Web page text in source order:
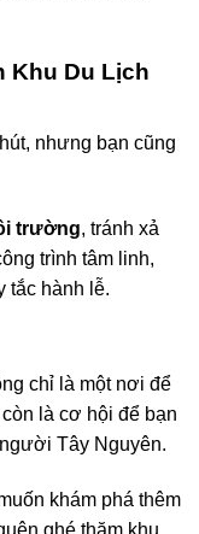
Khu Du Lịch
nhưng bạn cũng
trường, tránh xả
trình tâm linh,
tắc hành lễ.
chỉ là một nơi để
là cơ hội để bạn
Tây Nguyên.
khám phá thêm
ghé thăm khu